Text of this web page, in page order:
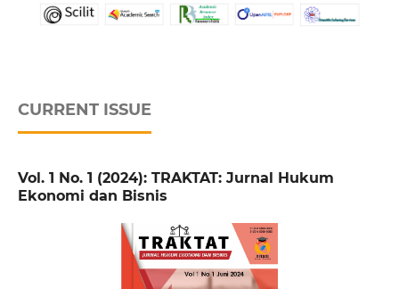
CURRENT ISSUE
Vol. 1 No. 1 (2024): TRAKTAT: Jurnal Hukum
Ekonomi dan Bisnis